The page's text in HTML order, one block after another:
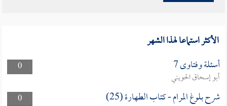
الأكثر استماعا لهذا الشهر
0 أسئلة وفتاوى 7
أبو إسحاق الحويني
0
شرح بلوغ المرام - كتاب الطهارة (25)